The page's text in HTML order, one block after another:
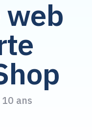
web
ans